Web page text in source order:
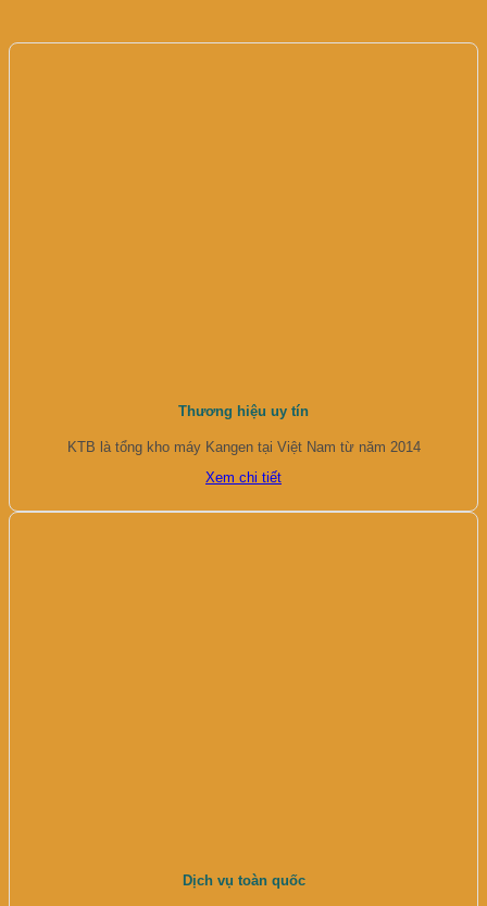
Thương hiệu uy tín
KTB là tổng kho máy Kangen tại Việt Nam từ năm 2014
Xem chi tiết
Dịch vụ toàn quốc